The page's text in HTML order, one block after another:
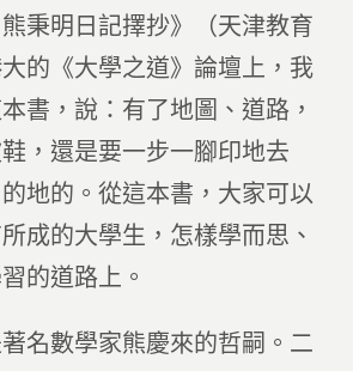
熊秉明日記擇抄》（天津教育
的《大學之道》論壇上，我
書，說：有了地圖、道路，
，還是要一步一腳印地去
地的。從這本書，大家可以
成的大學生，怎樣學而思、
的道路上。
名數學家熊慶來的哲嗣。二